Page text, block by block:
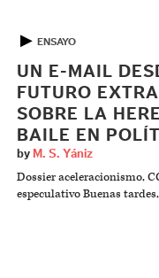
▶ ENSAYO
UN E-MAIL
FUTURO
SOBRE LA
BAILE EN
by M. S. Yániz
Dossier aceleracionismo,
especulativo Buenas